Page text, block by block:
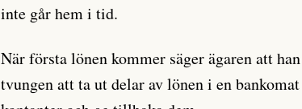
inte går hem i tid.
När första lönen kommer säger ägaren att
tvungen att ta ut delar av lönen i en